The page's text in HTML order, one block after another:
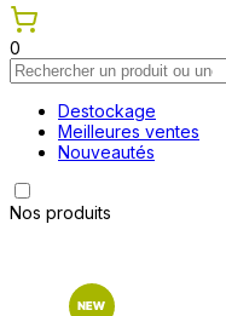
0
Destockage
Meilleures ventes
Nouveautés
Nos produits